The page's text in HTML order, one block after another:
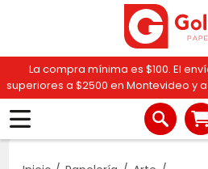
La compra mínima es $100. El
superiores a $2500 en Montevideo y